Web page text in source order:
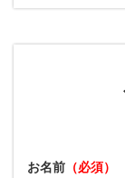
お名前 （必須）